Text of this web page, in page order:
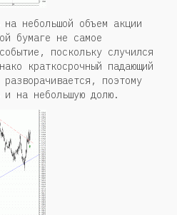
небольшой объем акции
бумаге не самое
поскольку случился
краткосрочный падающий
поэтому
на небольшую долю.